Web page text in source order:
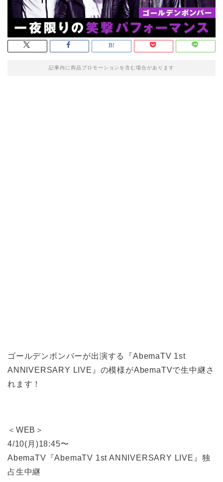
記事内に商品プロモーションを含む場合があります
ゴールデンボンバーが出演する『AbemaTV 1st
ANNIVERSARY LIVE』の模様がAbemaTVで生中継さ
れます！
＜WEB＞
4/10(月)18:45〜
AbemaTV『AbemaTV 1st ANNIVERSARY LIVE』独
占生中継